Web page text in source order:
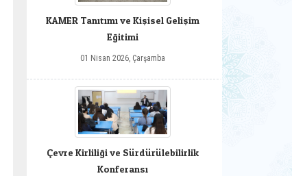
KAMER Tanıtımı ve Kişisel Gelişim
Eğitimi
01 Nisan 2026, Çarşamba
Çevre Kirliliği ve Sürdürülebilirlik
Konferansı